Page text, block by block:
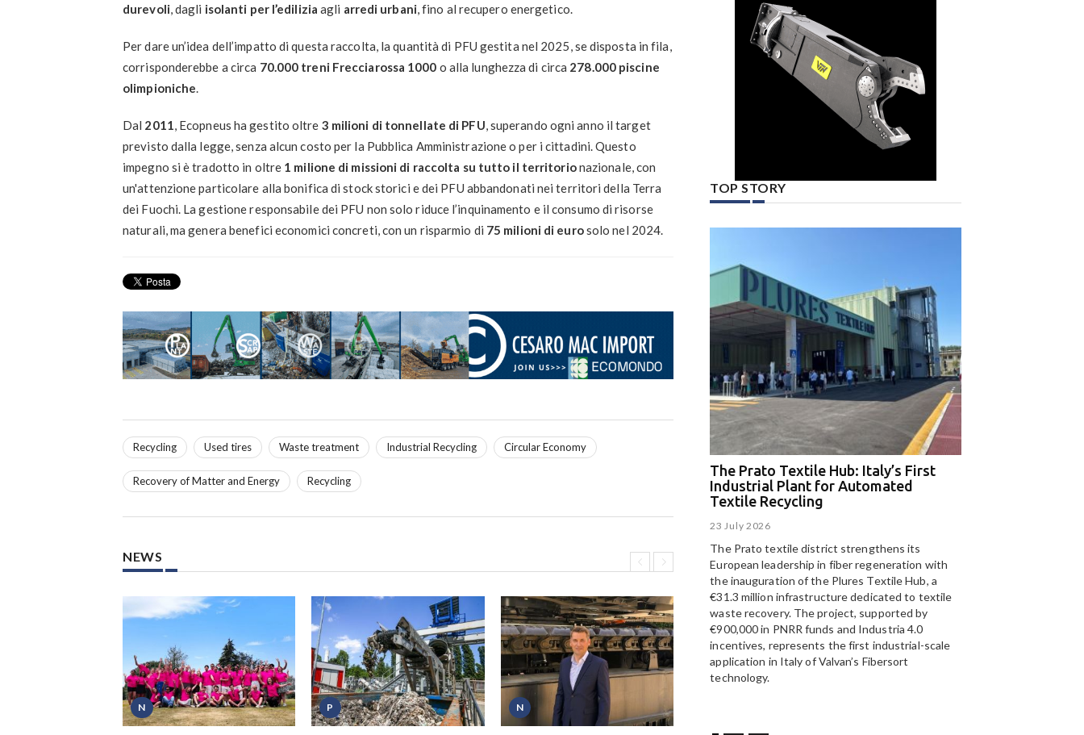
durevoli, dagli isolanti per l’edilizia agli arredi urbani, fino al recupero energetico.
Per dare un’idea dell’impatto di questa raccolta, la quantità di PFU gestita nel 2025, se disposta in fila,
corrisponderebbe a circa 70.000 treni Frecciarossa 1000 o alla lunghezza di circa 278.000 piscine
olimpioniche.
Dal 2011, Ecopneus ha gestito oltre 3 milioni di tonnellate di PFU, superando ogni anno il target
previsto dalla legge, senza alcun costo per la Pubblica Amministrazione o per i cittadini. Questo
impegno si è tradotto in oltre 1 milione di missioni di raccolta su tutto il territorionazionale, con
un'attenzione particolare alla bonifica di stock storici e dei PFU abbandonati nei territori della Terra
dei Fuochi. La gestione responsabile dei PFU non solo riduce l’inquinamento e il consumo di risorse
naturali, ma genera benefici economici concreti, con un risparmio di 75 milioni di eurosolo nel 2024.
Recycling Used tires Waste treatment Industrial Recycling Circular Economy
Recovery of Matter and Energy Recycling
NEWS
N P N
TOP STORY
The Prato Textile Hub: Italy’s First
Industrial Plant for Automated
Textile Recycling
23 July 2026
The Prato textile district strengthens its
European leadership in fiber regeneration with
the inauguration of the Plures Textile Hub, a
€31.3 million infrastructure dedicated to textile
waste recovery. The project, supported by
€900,000 in PNRR funds and Industria 4.0
incentives, represents the first industrial-scale
application in Italy of Valvan’s Fibersort
technology.